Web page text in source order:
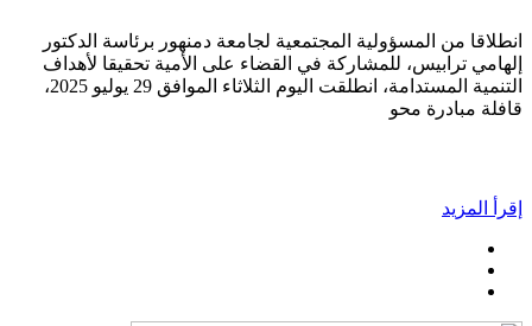
انطلاقا من المسؤولية المجتمعية لجامعة دمنهور برئاسة الدكتور
إلهامي ترابيس، للمشاركة في القضاء على الأمية تحقيقا لأهداف
التنمية المستدامة، انطلقت اليوم الثلاثاء الموافق 29 يوليو 2025،
قافلة مبادرة محو
إقرأ المزيد